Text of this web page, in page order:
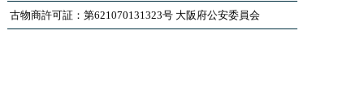
古物商許可証：第621070131323号 大阪府公安委員会